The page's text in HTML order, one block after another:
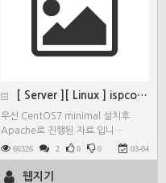
[ Server ][ Linux ] ispconfig3…
우선 CentOS7 minimal 설치후
Apache로 진행된 자료 입니…
66326 2 0 0 03-04
웹지기